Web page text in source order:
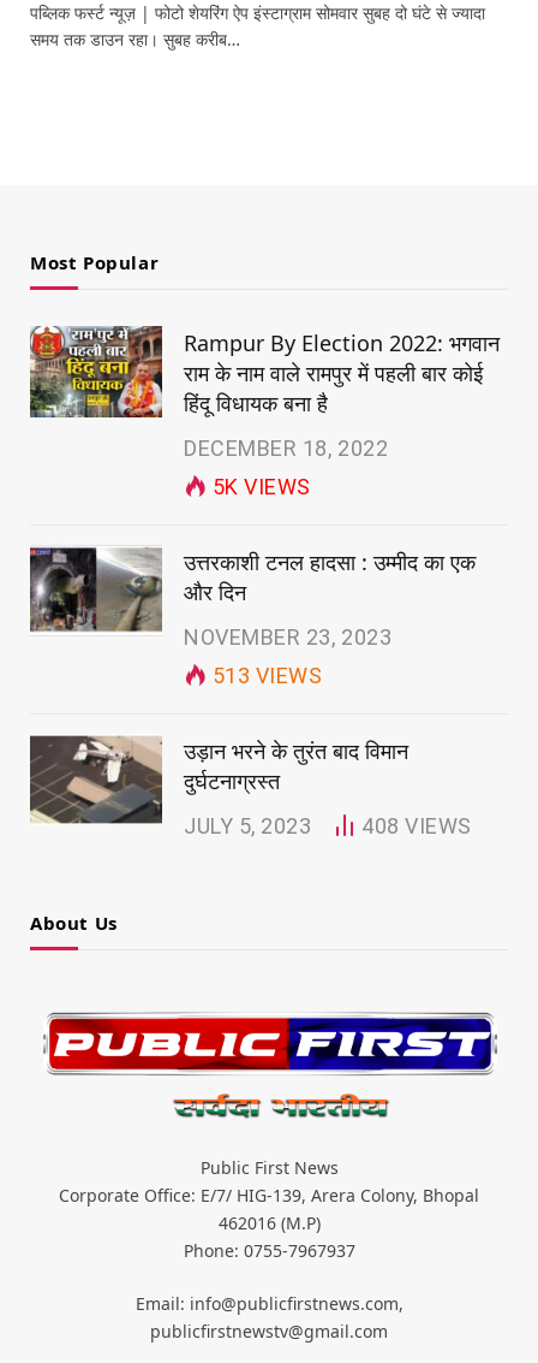
पब्लिक फर्स्ट न्यूज़ | फोटो शेयरिंग ऐप इंस्टाग्राम सोमवार सुबह दो घंटे से ज्यादा
समय तक डाउन रहा। सुबह करीब…
Most Popular
Rampur By Election 2022: भगवान
राम के नाम वाले रामपुर में पहली बार कोई
हिंदू विधायक बना है
DECEMBER 18, 2022
5KVIEWS
उत्तरकाशी टनल हादसा : उम्मीद का एक
और दिन
NOVEMBER 23, 2023
513 VIEWS
उड़ान भरने के तुरंत बाद विमान
दुर्घटनाग्रस्त
JULY 5, 2023 408VIEWS
About Us
Public First News
Corporate Office: E/7/ HIG-139, Arera Colony, Bhopal
462016 (M.P)
Phone: 0755-7967937
Email: info@publicfirstnews.com,
publicfirstnewstv@gmail.com